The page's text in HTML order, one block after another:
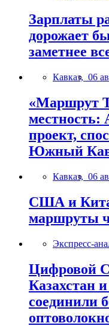
Зарплаты
дорожает
заметнее
Кавказ, 06
«Маршрут
местность:
проект,
Южный
Кавказ, 06
США и
маршруты
Экспресс-
Цифровой
Казахстан
соединили